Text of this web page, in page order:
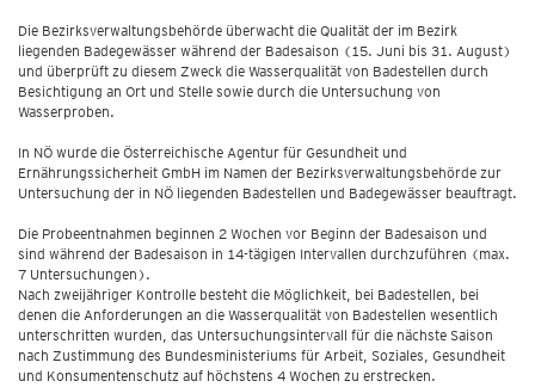
Die Bezirksverwaltungsbehörde überwacht die Qualität der im Bezirk
liegenden Badegewässer während der Badesaison (15. Juni bis 31. August)
und überprüft zu diesem Zweck die Wasserqualität von Badestellen durch
Besichtigung an Ort und Stelle sowie durch die Untersuchung von
Wasserproben.
In NÖ wurde die Österreichische Agentur für Gesundheit und
Ernährungssicherheit GmbH im Namen der Bezirksverwaltungsbehörde zur
Untersuchung der in NÖ liegenden Badestellen und Badegewässer beauftragt.
Die Probeentnahmen beginnen 2 Wochen vor Beginn der Badesaison und
sind während der Badesaison in 14-tägigen Intervallen durchzuführen (max.
7 Untersuchungen).
Nach zweijähriger Kontrolle besteht die Möglichkeit, bei Badestellen, bei
denen die Anforderungen an die Wasserqualität von Badestellen wesentlich
unterschritten wurden, das Untersuchungsintervall für die nächste Saison
nach Zustimmung des Bundesministeriums für Arbeit, Soziales, Gesundheit
und Konsumentenschutz auf höchstens 4 Wochen zu erstrecken.